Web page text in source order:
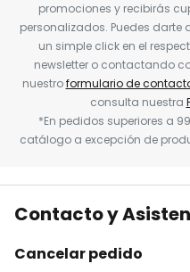
promociones y recibirás
personalizados. Puedes
un simple click en el
newsletter o contactando
nuestroformulario de
consulta nuestra
*En pedidos superiores a
catálogo a excepción de
Contacto y
Cancelar pedido